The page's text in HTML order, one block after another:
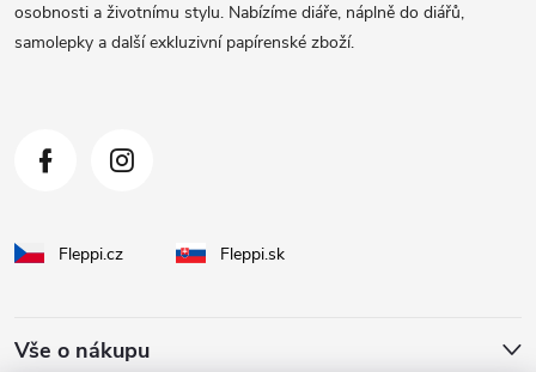
osobnosti a životnímu stylu. Nabízíme diáře, náplně do diářů,
samolepky a další exkluzivní papírenské zboží.
Fleppi.cz Fleppi.sk
Vše o nákupu